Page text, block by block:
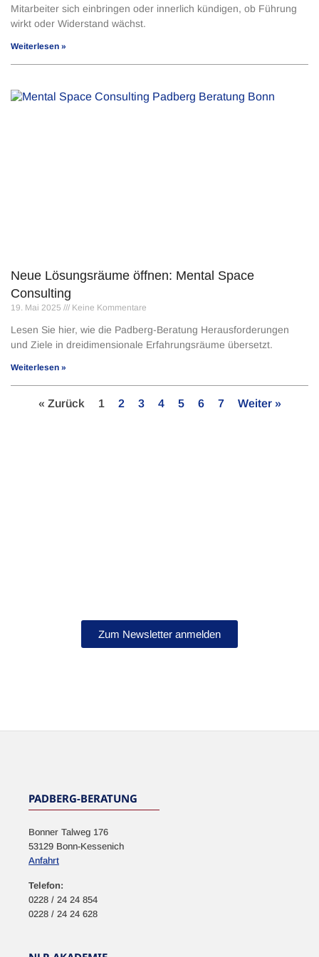
Mitarbeiter sich einbringen oder innerlich kündigen, ob Führung
wirkt oder Widerstand wächst.
Weiterlesen »
Neue Lösungsräume öffnen: Mental Space
Consulting
19. Mai 2025 Keine Kommentare
Lesen Sie hier, wie die Padberg-Beratung Herausforderungen
und Ziele in dreidimensionale Erfahrungsräume übersetzt.
Weiterlesen »
« Zurück 1 2 3 4 5 6 7 Weiter »
Zum Newsletter anmelden
NEWSLETTER
PADBERG-BERATUNG
Bonner Talweg 176
53129 Bonn-Kessenich
Anfahrt
Telefon:
0228 / 24 24 854
0228 / 24 24 628